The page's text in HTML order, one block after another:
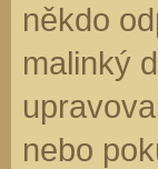
někdo
malinký
nebo